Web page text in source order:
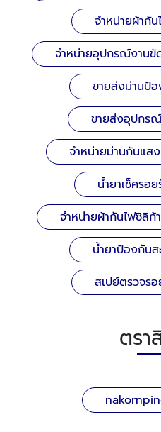
จำหน่ายผ้ากั
จำหน่ายอุปกรณ์งานขั
ขายส่งม่านป้
ขายส่งอุปกรณ์
จำหน่ายม่านกันแสง
น้ำยาเช็ครอย
จำหน่ายผ้ากันไฟซิลิก้
น้ำยาป้องกันส
สเปย์ตรวจรอ
ตรา